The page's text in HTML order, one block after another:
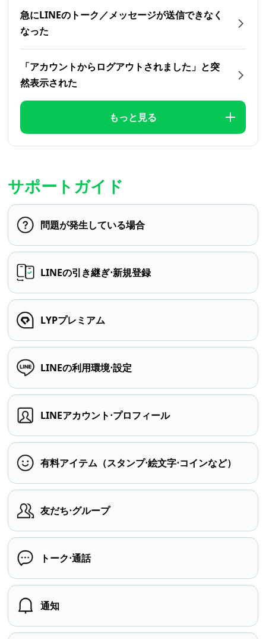
急にLINEのトーク／メッセージが送信できなく
なった
「アカウントからログアウトされました」と突
然表示された
もっと見る
サポートガイド
問題が発生している場合
LINEの引き継ぎ⋅新規登録
LYPプレミアム
LINEの利用環境⋅設定
LINEアカウント⋅プロフィール
有料アイテム（スタンプ⋅絵文字⋅コインなど）
友だち⋅グループ
トーク⋅通話
通知